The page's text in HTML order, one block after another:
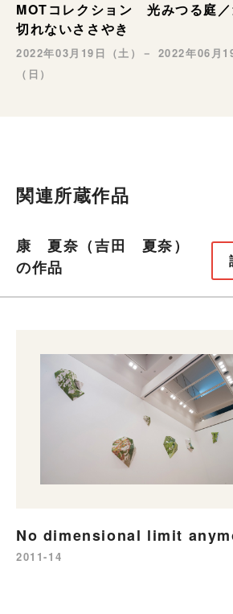
MOTコレクション 光みつる庭
切れないささやき
2022年03月19日（土）－ 2022年06月
（日）
関連所蔵作品
康 夏奈（吉田 夏奈）
の作品
No dimensional limit
2011-14